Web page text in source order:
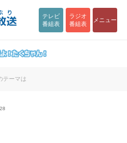
テレビ
番組表
ラジオ
番組表
メニュー
テーマは